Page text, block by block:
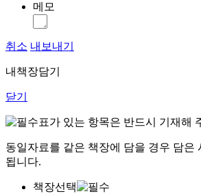
메모
취소 내보내기
내책장담기
닫기
표가 있는 항목은 반드시 기재해
동일자료를 같은 책장에 담을 경우 담은
됩니다.
책장선택